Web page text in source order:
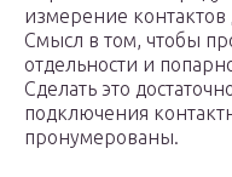
измерение
Смысл в том, чтобы
отдельности и
Сделать это
подключения
пронумерованы.